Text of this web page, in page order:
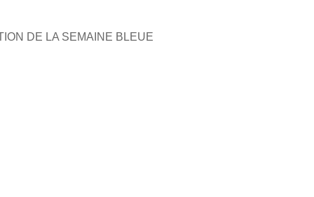
DE LA SEMAINE BLEUE